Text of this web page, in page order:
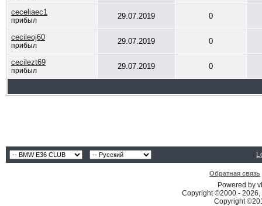
ceceliaec1
прибыл 29.07.2019 0
cecileoj60
прибыл 29.07.2019 0
cecilezt69
прибыл 29.07.2019 0
Обратная связь
Powered by
Copyright ©2000 -
Copyright